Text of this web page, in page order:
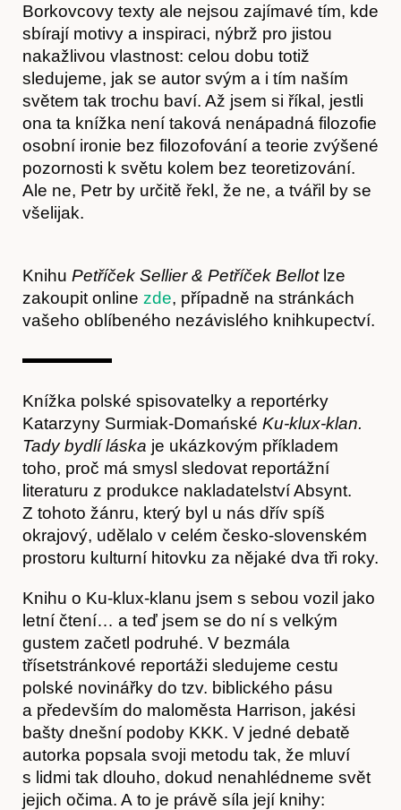
Akce
O nás
Borkovcovy texty ale nejsou zajímavé tím, kde
sbírají motivy a inspiraci, nýbrž pro jistou
nakažlivou vlastnost: celou dobu totiž
sledujeme, jak se autor svým a i tím naším
světem tak trochu baví. Až jsem si říkal, jestli
ona ta knížka není taková nenápadná filozofie
osobní ironie bez filozofování a teorie zvýšené
pozornosti k světu kolem bez teoretizování.
Ale ne, Petr by určitě řekl, že ne, a tvářil by se
všelijak.
Knihu Petříček Sellier & Petříček Bellotlze
zakoupit online zde, případně na stránkách
vašeho oblíbeného nezávislého knihkupectví.
Knížka polské spisovatelky a reportérky
Katarzyny Surmiak-Domańské Ku-klux-klan.
Tady bydlí láska je ukázkovým příkladem
toho, proč má smysl sledovat reportážní
literaturu z produkce nakladatelství Absynt.
Z tohoto žánru, který byl u nás dřív spíš
okrajový, udělalo v celém česko-slovenském
prostoru kulturní hitovku za nějaké dva tři roky.
Knihu o Ku-klux-klanu jsem s sebou vozil jako
letní čtení… a teď jsem se do ní s velkým
gustem začetl podruhé. V bezmála
třísetstránkové reportáži sledujeme cestu
polské novinářky do tzv. biblického pásu
a především do maloměsta Harrison, jakési
bašty dnešní podoby KKK. V jedné debatě
autorka popsala svoji metodu tak, že mluví
s lidmi tak dlouho, dokud nenahlédneme svět
jejich očima. A to je právě síla její knihy: